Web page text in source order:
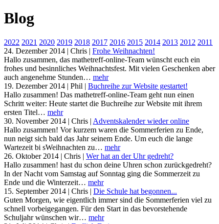
Blog
2022 2021 2020 2019 2018 2017 2016 2015 2014 2013 2012 2011
24. Dezember 2014 | Chris | Frohe Weihnachten!
Hallo zusammen, das mathetreff-online-Team wünscht euch ein
frohes und besinnliches Weihnachtsfest. Mit vielen Geschenken aber
auch angenehme Stunden… mehr
19. Dezember 2014 | Phil | Buchreihe zur Website gestartet!
Hallo zusammen! Das mathetreff-online-Team geht nun einen
Schritt weiter: Heute startet die Buchreihe zur Website mit ihrem
ersten Titel… mehr
30. November 2014 | Chris | Adventskalender wieder online
Hallo zusammen! Vor kurzem waren die Sommerferien zu Ende,
nun neigt sich bald das Jahr seinem Ende. Um euch die lange
Wartezeit bi sWeihnachten zu… mehr
26. Oktober 2014 | Chris | Wer hat an der Uhr gedreht?
Hallo zusammen! hast du schon deine Uhren schon zurückgedreht?
In der Nacht vom Samstag auf Sonntag ging die Sommerzeit zu
Ende und die Winterzeit… mehr
15. September 2014 | Chris | Die Schule hat begonnen...
Guten Morgen, wie eigentlich immer sind die Sommerferien viel zu
schnell vorbeigegangen. Für den Start in das bevorstehende
Schuljahr wünschen wir… mehr